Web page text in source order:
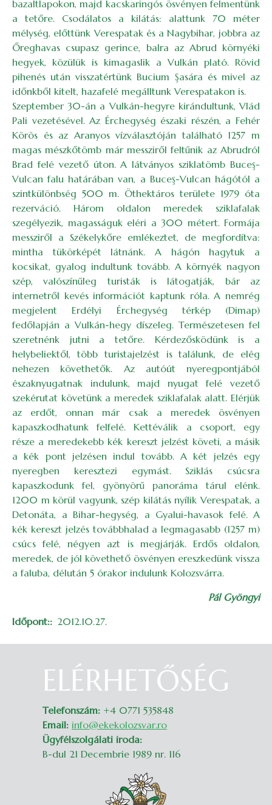
bazaltlapokon, majd kacskaringós ösvényen felmentünk
a tetőre. Csodálatos a kilátás: alattunk 70 méter
mélység, előttünk Verespatak és a Nagybihar, jobbra az
Őreghavas csupasz gerince, balra az Abrud környéki
hegyek, közülük is kimagaslik a Vulkán plató. Rövid
pihenés után visszatértünk Bucium Şasára és mivel az
időnkből kitelt, hazafelé megálltunk Verespatakon is.
Szeptember 30-án a Vulkán-hegyre kirándultunk, Vlád
Pali vezetésével. Az Érchegység északi részén, a Fehér
Körös és az Aranyos vízválasztóján található 1257 m
magas mészkőtömb már messziről feltűnik az Abrudról
Brad felé vezető úton. A látványos sziklatömb Buceş-
Vulcan falu határában van, a Buceş-Vulcan hágótól a
szintkülönbség 500 m. Öthektáros területe 1979 óta
rezerváció. Három oldalon meredek sziklafalak
szegélyezik, magasságuk eléri a 300 métert. Formája
messziről a Székelykőre emlékeztet, de megfordítva:
mintha tükörképét látnánk. A hágón hagytuk a
kocsikat, gyalog indultunk tovább. A környék nagyon
szép, valószínűleg turisták is látogatják, bár az
internetről kevés információt kaptunk róla. A nemrég
megjelent Erdélyi Érchegység térkép (Dimap)
fedőlapján a Vulkán-hegy díszeleg. Természetesen fel
szeretnénk jutni a tetőre. Kérdezősködünk is a
helybeliektől, több turistajelzést is találunk, de elég
nehezen követhetők. Az autóút nyeregpontjából
északnyugatnak indulunk, majd nyugat felé vezető
szekérutat követünk a meredek sziklafalak alatt. Elérjük
az erdőt, onnan már csak a meredek ösvényen
kapaszkodhatunk felfelé. Kettéválik a csoport, egy
része a meredekebb kék kereszt jelzést követi, a másik
a kék pont jelzésen indul tovább. A két jelzés egy
nyeregben keresztezi egymást. Sziklás csúcsra
kapaszkodunk fel, gyönyörű panoráma tárul elénk.
1200 m körül vagyunk, szép kilátás nyílik Verespatak, a
Detonáta, a Bihar-hegység, a Gyalui-havasok felé. A
kék kereszt jelzés továbbhalad a legmagasabb (1257 m)
csúcs felé, négyen azt is megjárják. Erdős oldalon,
meredek, de jól követhető ösvényen ereszkedünk vissza
a faluba, délután 5 órakor indulunk Kolozsvárra.
Pál Gyöngyi
Időpont:
2012.10.27.
ELÉRHETŐSÉG
Telefonszám: +4 0771 535848
Email: info@ekekolozsvar.ro
Ügyfélszolgálati iroda:
B-dul 21 Decembrie 1989 nr. 116